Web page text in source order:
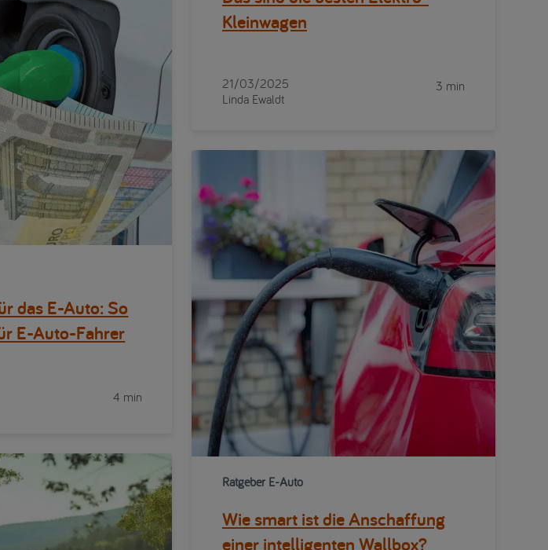
Kleinwagen
21/03/2025
Linda Ewaldt
3 min
das E-Auto: So
E-Auto-Fahrer
4 min
Ratgeber E-Auto
Wie smart ist die Anschaffung
einer intelligenten Wallbox?